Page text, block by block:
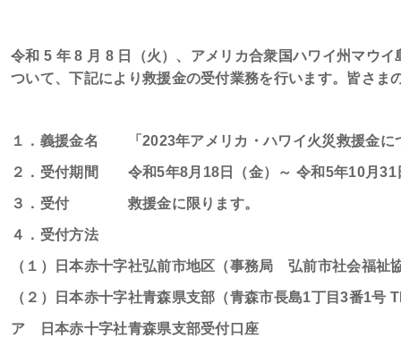
令和 5 年8 月 8 日（火）、アメリカ合衆国ハワイ州マウ
ついて、下記により救援金の受付業務を行います。皆さま
１．義援金名 「 2023年アメリカ・ハワイ火災救援金に
２．受付期間 令和5年8月 18 日（金）～ 令和5年10月31
３．受付 救援金に限ります。
４．受付方法
（１）日本赤十字社弘前市地区（事務局 弘前市社会福祉
（２）日本赤十字社青森県支部（青森市長島1丁目3番1号
ア 日本赤十字社青森県支部受付口座